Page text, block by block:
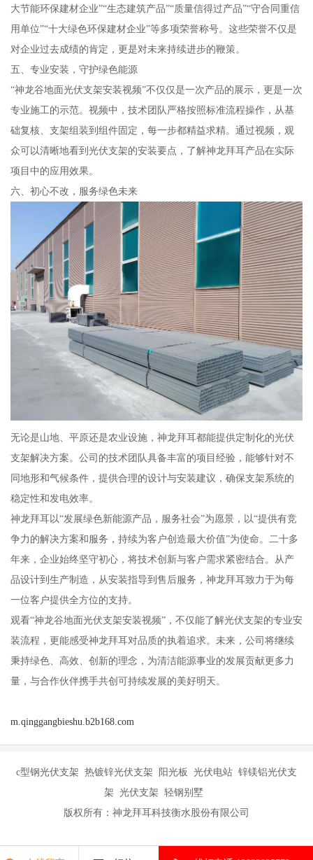
大节能环保建材企业”“生态建筑产品”“质量信得过产品”“守合同重信
用单位”“十大绿色环保建材企业”等多项荣誉称号。这些荣誉不仅是
对企业过去成绩的肯定，更是对未来持续进步的鞭策。
五、专业安装，守护绿色能源
“神龙谷地面光伏支架安装视频”不仅仅是一次产品的展示，更是一次
专业施工的示范。视频中，技术团队严格按照标准流程操作，从基
础复核、支架组装到组件固定，每一步都精益求精。通过视频，观
众可以清晰地看到光伏支架的安装要点，了解神龙拜耳产品在实际
项目中的应用效果。
六、初心不改，服务绿色未来
无论是山地、平原还是农业设施，神龙拜耳都能提供定制化的光伏
支架解决方案。公司的技术团队具备丰富的项目经验，能够针对不
同地形和气候条件，提供合理的设计与安装建议，确保支架系统的
稳定性和发电效率。
神龙拜耳以“发展绿色新能源产品，服务社会”为愿景，以“提供有竞
争力的解决方案和服务，持续为客户创造最大价值”为使命。二十多
年来，企业始终坚守初心，将技术创新与客户需求紧密结合。从产
品设计到生产制造，从安装指导到售后服务，神龙拜耳致力于为每
一位客户提供全方位的支持。
观看“神龙谷地面光伏支架安装视频”，不仅能了解光伏支架的专业安
装流程，更能感受神龙拜耳对品质的执着追求。未来，公司将继续
秉持绿色、高效、创新的理念，为清洁能源事业的发展贡献更多力
量，与合作伙伴携手共创可持续发展的美好明天。
m.qinggangbieshu.b2b168.com
c型钢光伏支架 热镀锌光伏支架 阳光板 光伏电站 锌镁铝光伏支
架 光伏支架 轻钢别墅
版权所有：神龙拜耳科技衡水股份有限公司